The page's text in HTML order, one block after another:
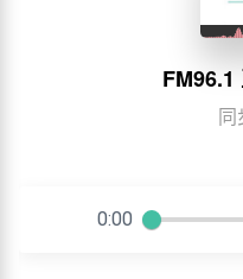
FM96.1
同